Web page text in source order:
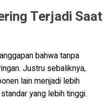
Terjadi Saat
bahwa tanpa
Justru sebaliknya,
lain menjadi lebih
yang lebih tinggi.